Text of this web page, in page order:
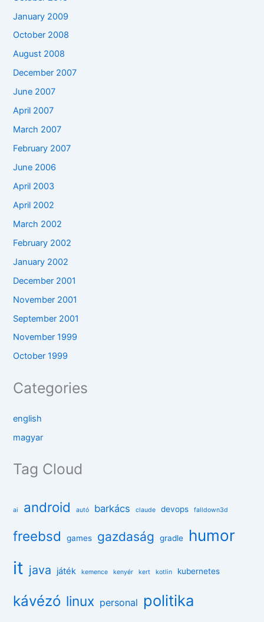
January 2009
October 2008
August 2008
December 2007
June 2007
April 2007
March 2007
February 2007
June 2006
April 2003
April 2002
March 2002
February 2002
January 2002
December 2001
November 2001
September 2001
November 1999
October 1999
Categories
english
magyar
Tag Cloud
ai android autó barkács claude devops falldown3d
freebsd games gazdaság gradle humor
it java játék kemence kenyér kert kotlin kubernetes
kávézó linux personal politika